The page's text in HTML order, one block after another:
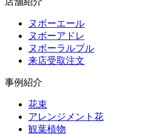
ヌボーエール
ヌボーアドレ
ヌボーラルブル
来店受取注文
事例紹介
花束
アレンジメント花
観葉植物